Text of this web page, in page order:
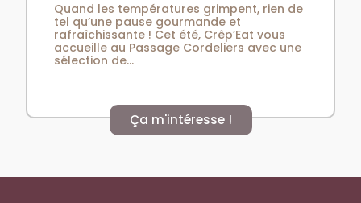
Quand les températures grimpent, rien de
tel qu’une pause gourmande et
rafraîchissante ! Cet été, Crêp’Eat vous
accueille au Passage Cordeliers avec une
sélection de...
Ça m'intéresse !